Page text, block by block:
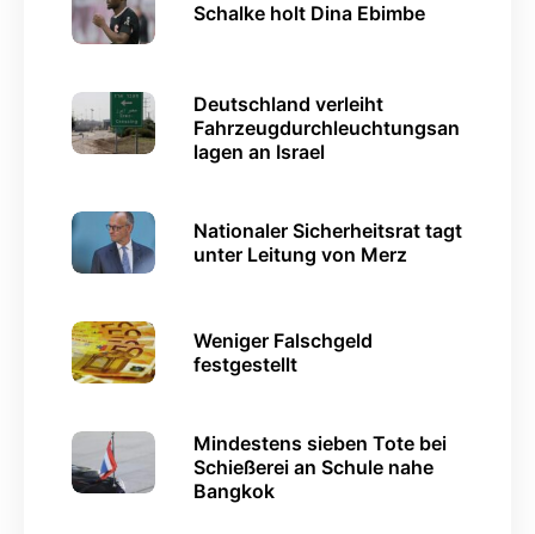
Schalke holt Dina Ebimbe
Deutschland verleiht
Fahrzeugdurchleuchtungsan
lagen an Israel
Nationaler Sicherheitsrat tagt
unter Leitung von Merz
Weniger Falschgeld
festgestellt
Mindestens sieben Tote bei
Schießerei an Schule nahe
Bangkok